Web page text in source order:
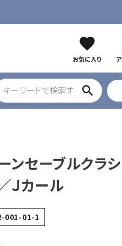
favorite
お気に入り
search
ンセーブルクラ
Ｊカール
001-01-1